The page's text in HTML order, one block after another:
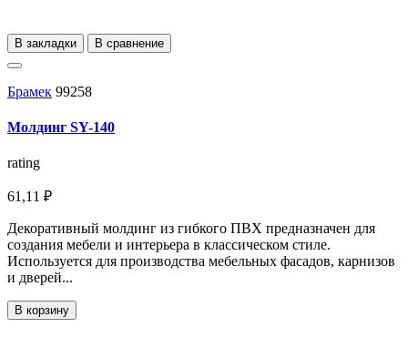
В закладки В сравнение
Брамек 99258
Молдинг SY-140
rating
61,11 ₽
Декоративный молдинг из гибкого ПВХ предназначен для
создания мебели и интерьера в классическом стиле.
Используется для производства мебельных фасадов, карнизов
и дверей...
В корзину